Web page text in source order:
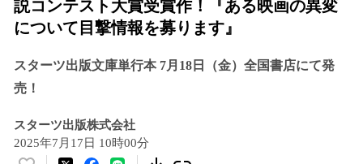
説コンテスト大賞受賞作！『ある映画の異変
について目撃情報を募ります』
スターツ出版文庫単行本 7月18日（金）全国書店にて発
売！
スターツ出版株式会社
2025年7月17日 10時00分